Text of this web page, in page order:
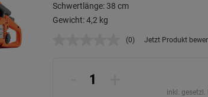
Schwertlänge: 38 cm
Gewicht: 4,2 kg
Kein
(0) Jetzt Produkt
inkl. gesetzl.